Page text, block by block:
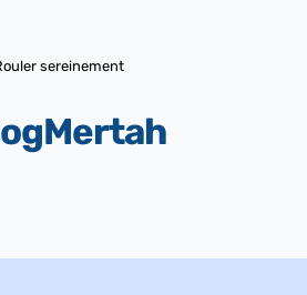
sereinement